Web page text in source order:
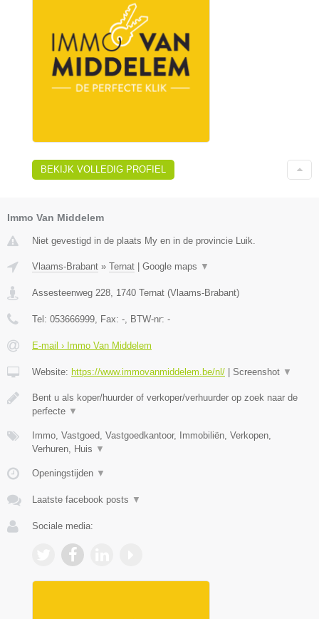
BEKIJK VOLLEDIG PROFIEL
Immo Van Middelem
Niet gevestigd in de plaats My en in de provincie Luik.
Vlaams-Brabant » Ternat Google maps ▼
Assesteenweg 228 1740 Ternat (Vlaams-Brabant)
Tel: 053666999 , Fax: - , BTW-nr: -
E-mail › Immo Van Middelem
Website: https://www.immovanmiddelem.be/nl/ Screenshot ▼
Bent u als koper/huurder of verkoper/verhuurder op zoek naar de
perfecte ▼
Immo, Vastgoed, Vastgoedkantoor, Immobiliën, Verkopen,
Verhuren, Huis ▼
Openingstijden ▼
Laatste facebook posts ▼
Sociale media: